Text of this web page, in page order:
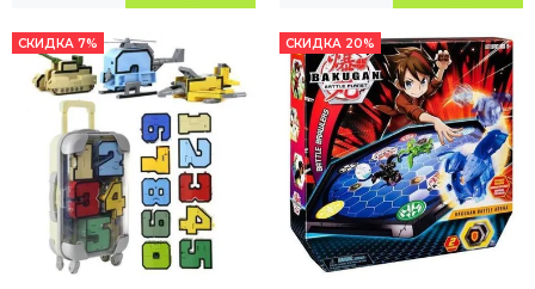
СКИДКА 7% СКИДКА 20%